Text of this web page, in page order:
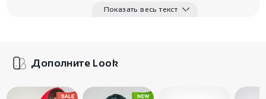
Показать весь текст
Дополните Look